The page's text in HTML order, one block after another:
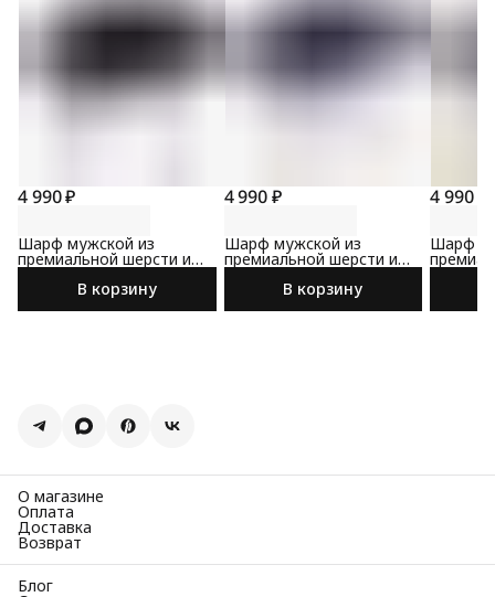
4 990 ₽
Шарф мужской из
премиальной шерсти и
кашемира черного цвета
В корзину
4 990 ₽
Шарф мужской из
премиальной шерсти и
кашемира синего цвета
В корзину
4 990 ₽
Шарф
О магазине
Оплата
Доставка
Возврат
Блог